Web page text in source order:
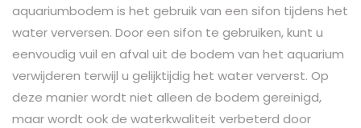
aquariumbodem is het gebruik van een sifon tijdens het
water verversen. Door een sifon te gebruiken, kunt u
eenvoudig vuil en afval uit de bodem van het aquarium
verwijderen terwijl u gelijktijdig het water ververst. Op
deze manier wordt niet alleen de bodem gereinigd,
maar wordt ook de waterkwaliteit verbeterd door